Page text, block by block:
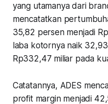
yang utamanya dari
mencatatkan
35,82 persen menjadi
laba kotornya naik
Rp332,47 miliar pada
Catatannya, ADES
profit margin menjadi